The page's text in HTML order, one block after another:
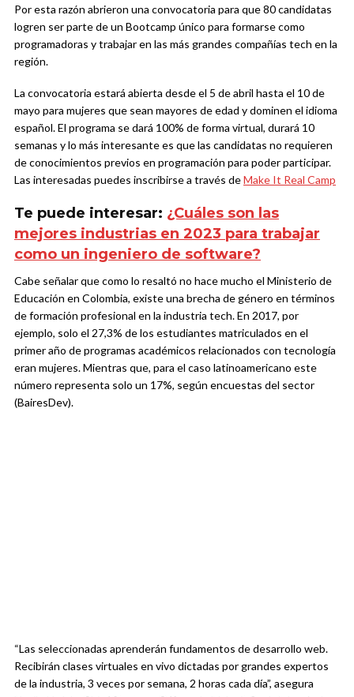
Por esta razón abrieron una convocatoria para que 80 candidatas
logren ser parte de un Bootcamp único para formarse como
programadoras y trabajar en las más grandes compañías tech en la
región.
La convocatoria estará abierta desde el 5 de abril hasta el 10 de
mayo para mujeres que sean mayores de edad y dominen el idioma
español. El programa se dará 100% de forma virtual, durará 10
semanas y lo más interesante es que las candidatas no requieren
de conocimientos previos en programación para poder participar.
Las interesadas puedes inscribirse a través deMake It Real Camp
Te puede interesar: ¿Cuáles son las
mejores industrias en 2023 para trabajar
como un ingeniero de software?
Cabe señalar que como lo resaltó no hace mucho el Ministerio de
Educación en Colombia, existe una brecha de género en términos
de formación profesional en la industria tech. En 2017, por
ejemplo, solo el 27,3% de los estudiantes matriculados en el
primer año de programas académicos relacionados con tecnología
eran mujeres. Mientras que, para el caso latinoamericano este
número representa solo un 17%, según encuestas del sector
(BairesDev).
“Las seleccionadas aprenderán fundamentos de desarrollo web.
Recibirán clases virtuales en vivo dictadas por grandes expertos
de la industria, 3 veces por semana, 2 horas cada día”, asegura